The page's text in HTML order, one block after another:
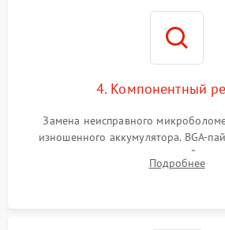
4. Компонентный
Замена неисправного
изношенного аккумулятора. BGA-
контроллеров на материнской
разъемов и кнопок, замена
Подробнее